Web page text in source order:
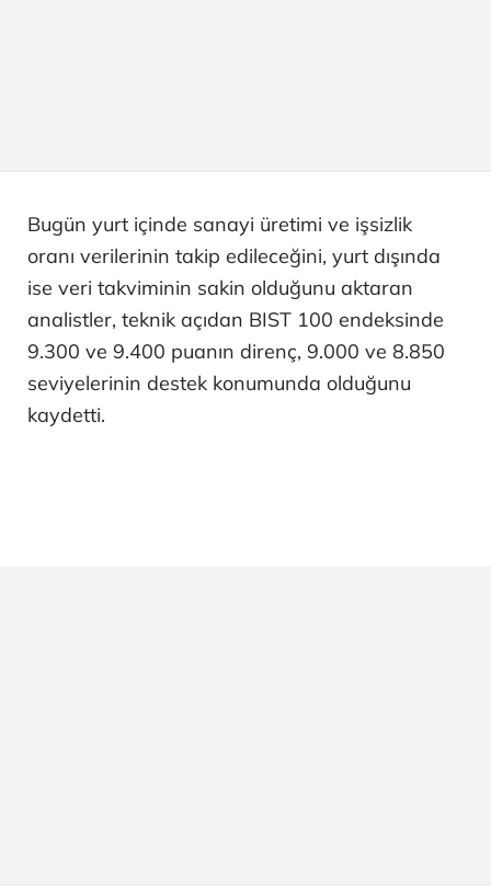
Bugün yurt içinde sanayi üretimi ve işsizlik
oranı verilerinin takip edileceğini, yurt dışında
ise veri takviminin sakin olduğunu aktaran
analistler, teknik açıdan BIST 100 endeksinde
9.300 ve 9.400 puanın direnç, 9.000 ve 8.850
seviyelerinin destek konumunda olduğunu
kaydetti.